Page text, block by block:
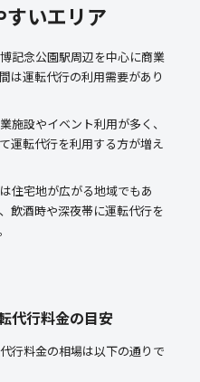
いエリア
記念公園駅周辺を中心に商業
は運転代行の利用需要があり
施設やイベント利用が多く、
運転代行を利用する方が増え
住宅地が広がる地域でもあ
飲酒時や深夜帯に運転代行を
代行料金の目安
行料金の相場は以下の通りで